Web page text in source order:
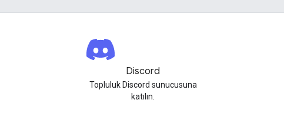
Discord
Topluluk Discord sunucusuna
katılın.